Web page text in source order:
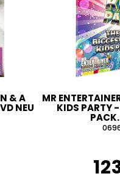
& A
NEU
MR
KIDS PARTY